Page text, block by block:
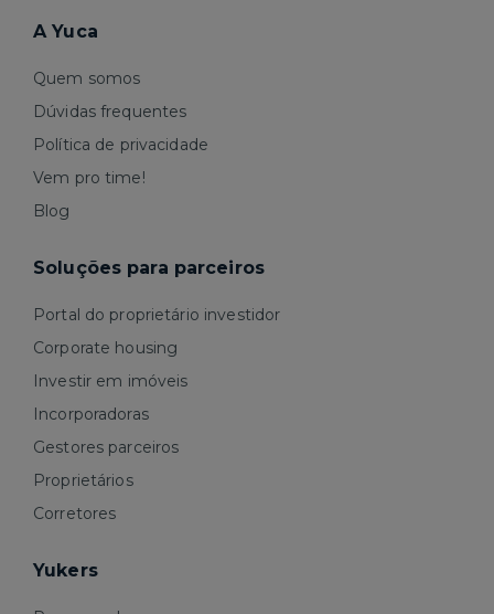
A Yuca
Quem somos
Dúvidas frequentes
Política de privacidade
Vem pro time!
Blog
Soluções para parceiros
Portal do proprietário investidor
Corporate housing
Investir em imóveis
Incorporadoras
Gestores parceiros
Proprietários
Corretores
Yukers